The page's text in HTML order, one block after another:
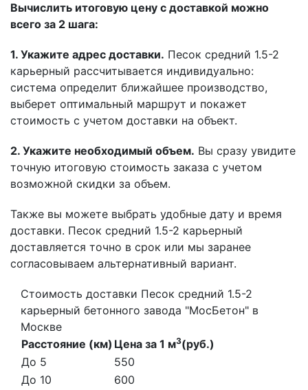
Вычислить итоговую цену с доставкой можно
всего за 2 шага:
1. Укажите адрес доставки. Песок средний 1.5-2
карьерный рассчитывается индивидуально:
система определит ближайшее производство,
выберет оптимальный маршрут и покажет
стоимость с учетом доставки на объект.
2. Укажите необходимый объем. Вы сразу увидите
точную итоговую стоимость заказа с учетом
возможной скидки за объем.
Также вы можете выбрать удобные дату и время
доставки. Песок средний 1.5-2 карьерный
доставляется точно в срок или мы заранее
согласовываем альтернативный вариант.
Стоимость доставки Песок средний 1.5-2
карьерный бетонного завода "МосБетон" в
Москве
Расстояние (км) Цена за 1 м3(руб.)
До 5
550
До 10
600